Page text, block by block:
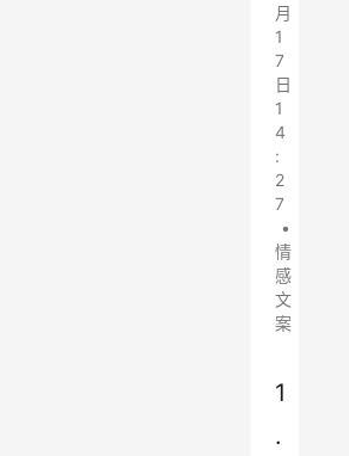
月
1
7
日
1
4
:
2
7
•
情
感
文
案
1
.